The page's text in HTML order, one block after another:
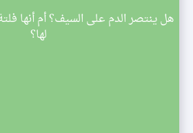
هل ينتصر الدم على السيف؟ أم أنها
لها؟